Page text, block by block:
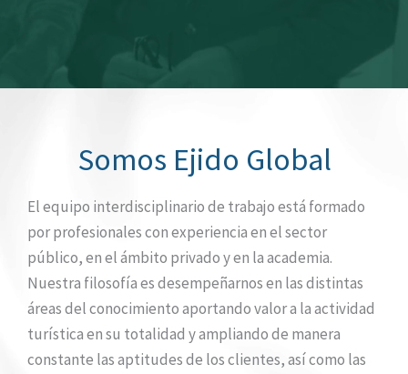
Somos Ejido Global
El equipo interdisciplinario de trabajo está formado
por profesionales con experiencia en el sector
público, en el ámbito privado y en la academia.
Nuestra filosofía es desempeñarnos en las distintas
áreas del conocimiento aportando valor a la actividad
turística en su totalidad y ampliando de manera
constante las aptitudes de los clientes, así como las